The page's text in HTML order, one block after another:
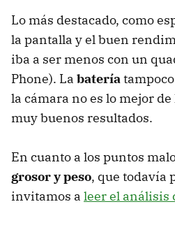
Lo más destacado, como
la pantalla y el buen
iba a ser menos con un
Phone). La batería
la cámara no es lo mejor
muy buenos resultados.
En cuanto a los puntos
grosor y peso, que todavía
invitamos a leer el análisis